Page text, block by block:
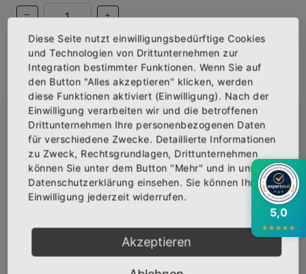
IN DEN WARENKORB
AUF DIE WUNSCHLISTE
BESCHREIBUNG INFOS BEWERTUNGEN
Über den Artikel
Qualitäts-T-Shirt mit hochwertigem Siebdruck
Marke: B&C
Abonniere jetzt unseren Newsletter
Bekomme die aktuellsten News über neue
Produkte und zudem einen 10% Gutschein für
deine nächste Bestellung.
Abonnieren
5,0
★★★★★
Diese Seite nutzt einwilligungsbedürftige Cookies
und Technologien von Drittunternehmen zur
Integration bestimmter Funktionen. Wenn Sie auf
den Button "Alles akzeptieren" klicken, werden
diese Funktionen aktiviert (Einwilligung). Nach der
Einwilligung verarbeiten wir und die betroffenen
Drittunternehmen Ihre personenbezogenen Daten
für verschiedene Zwecke. Detaillierte Informationen
zu Zweck, Rechtsgrundlagen, Drittunternehmen
können Sie unter dem Button "Mehr" und in unserer
Datenschutzerklärung einsehen. Sie können Ihre
Einwilligung jederzeit widerrufen.
Akzeptieren